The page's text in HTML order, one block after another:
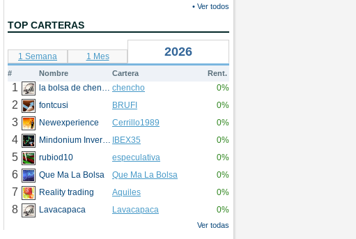
• Ver todos
TOP CARTERAS
1 Semana 1 Mes 2026
# Nombre Cartera Rent.
1 la bolsa de chencho chencho 0%
2 fontcusi BRUFI 0%
3 Newexperience Cerrillo1989 0%
4 Mindonium Inversions IBEX35 0%
5 rubiod10 especulativa 0%
6 Que Ma La Bolsa Que Ma La Bolsa 0%
7 Reality trading Aquiles 0%
8 Lavacapaca Lavacapaca 0%
Ver todas